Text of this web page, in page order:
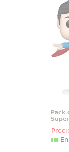
2
y
Pack